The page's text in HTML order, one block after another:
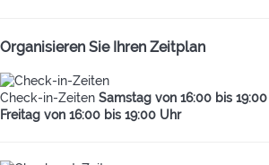
Organisieren Sie Ihren Zeitplan
Check-in-Zeiten Samstag von 16:00 bis
Freitag von 16:00 bis 19:00 Uhr